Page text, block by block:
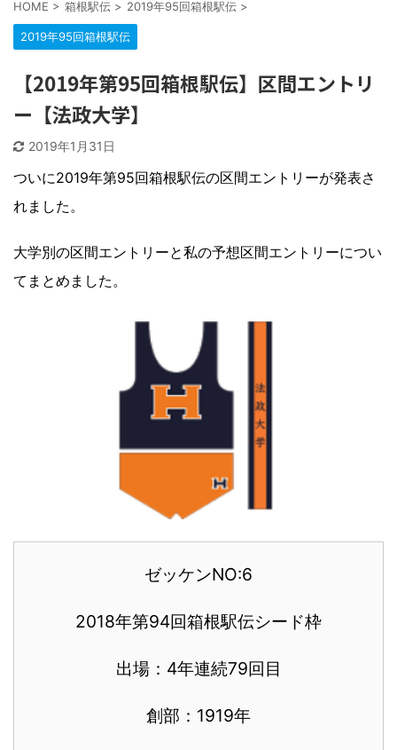
HOME > 箱根駅伝 > 2019年95回箱根駅伝 >
2019年95回箱根駅伝
【2019年第95回箱根駅伝】区間エントリ
ー【法政大学】
2019年1月31日
ついに2019年第95回箱根駅伝の区間エントリーが発表さ
れました。
大学別の区間エントリーと私の予想区間エントリーについ
てまとめました。
ゼッケンNO:6
2018年第94回箱根駅伝シード枠
出場：4年連続79回目
創部：1919年